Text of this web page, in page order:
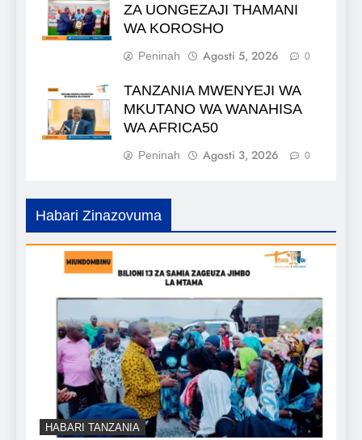
ZA UONGEZAJI THAMANI
WA KOROSHO
Peninah Agosti 5, 2026 0
TANZANIA MWENYEJI WA
MKUTANO WA WANAHISA
WA AFRICA50
Peninah Agosti 3, 2026 0
Habari Zinazovuma
HABARI TANZANIA